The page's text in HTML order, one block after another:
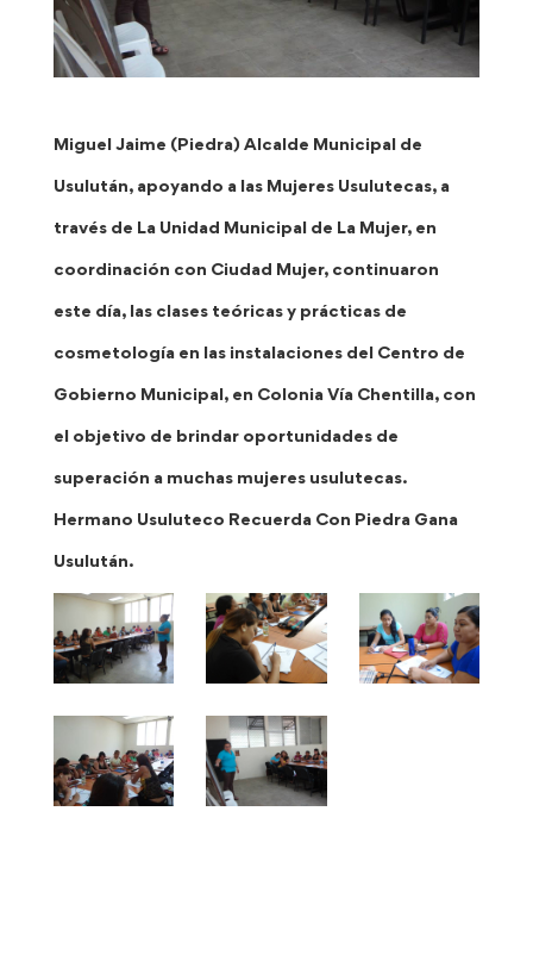
Miguel Jaime (Piedra) Alcalde Municipal de
Usulután, apoyando a las Mujeres Usulutecas, a
través de La Unidad Municipal de La Mujer, en
coordinación con Ciudad Mujer, continuaron
este día, las clases teóricas y prácticas de
cosmetología en las instalaciones del Centro de
Gobierno Municipal, en Colonia Vía Chentilla, con
el objetivo de brindar oportunidades de
superación a muchas mujeres usulutecas.
Hermano Usuluteco Recuerda Con Piedra Gana
Usulután.